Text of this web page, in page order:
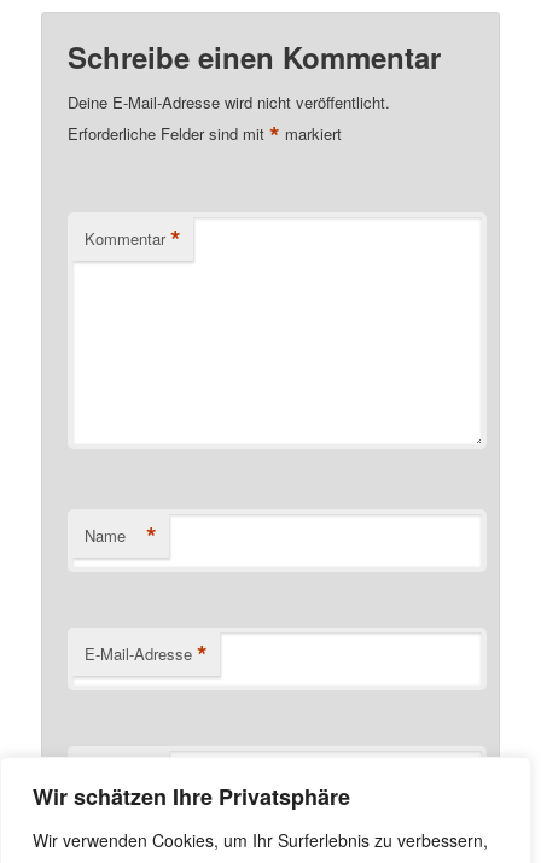
Wir schätzen Ihre Privatsphäre
Wir verwenden Cookies, um Ihr Surferlebnis zu verbessern,
Schreibe einen Kommentar
Deine E-Mail-Adresse wird nicht veröffentlicht.
Erforderliche Felder sind mit* markiert
Kommentar *
Name *
E-Mail-Adresse *
Name, E-Mail-Adresse und Website in diesem Browser